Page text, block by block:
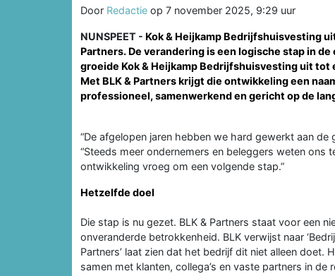
Door Redactie op 7 november 2025, 9:29 uur
NUNSPEET - Kok & Heijkamp Bedrijfshuisvesting
Partners. De verandering is een logische stap in
groeide Kok & Heijkamp Bedrijfshuisvesting uit
Met BLK & Partners krijgt die ontwikkeling een
professioneel, samenwerkend en gericht op de
“De afgelopen jaren hebben we hard gewerkt aan de
“Steeds meer ondernemers en beleggers weten ons
ontwikkeling vroeg om een volgende stap.”
Hetzelfde doel
Die stap is nu gezet. BLK & Partners staat voor een
onveranderde betrokkenheid. BLK verwijst naar
Partners’ laat zien dat het bedrijf dit niet alleen doet.
samen met klanten, collega’s en vaste partners in de